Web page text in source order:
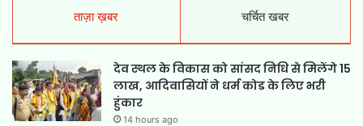
ताज़ा ख़बर चर्चित खबर
देव स्थल के विकास को सांसद निधि से मिलेंगे 15
लाख, आदिवासियों ने धर्म कोड के लिए भरी
हुंकार
14 hours ago